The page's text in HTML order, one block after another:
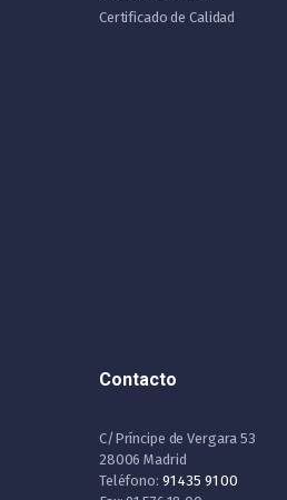
Certificado de Calidad
Contacto
C/Príncipe de Vergara 53
28006 Madrid
Teléfono: 91 435 91 00